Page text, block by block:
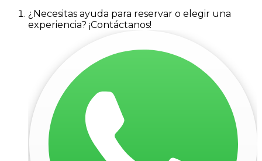
¿Necesitas ayuda para reservar o elegir una
experiencia? ¡Contáctanos!